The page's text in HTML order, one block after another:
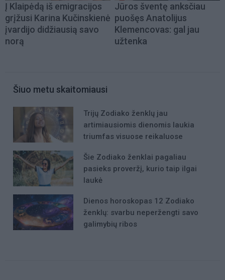
Į Klaipėdą iš emigracijos
grįžusi Karina Kučinskienė
įvardijo didžiausią savo
norą
Jūros šventę anksčiau
puošęs Anatolijus
Klemencovas: gal jau
užtenka
Šiuo metu skaitomiausi
Trijų Zodiako ženklų jau
artimiausiomis dienomis laukia
triumfas visuose reikaluose
Šie Zodiako ženklai pagaliau
pasieks proveržį, kurio taip ilgai
laukė
Dienos horoskopas 12 Zodiako
ženklų: svarbu neperžengti savo
galimybių ribos